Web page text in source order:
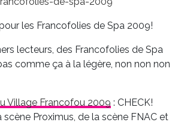
les Francofolies de Spa 2009!
lecteurs, des Francofolies de Spa
comme ça à la légère, non non non
Village Francofou 2009 : CHECK!
scène Proximus, de la scène FNAC et